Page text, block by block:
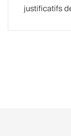
justificatifs